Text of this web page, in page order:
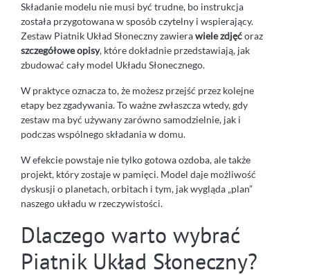
Składanie modelu nie musi być trudne, bo instrukcja
została przygotowana w sposób czytelny i wspierający.
Zestaw Piatnik Układ Słoneczny zawierawiele zdjęćoraz
szczegółowe opisy, które dokładnie przedstawiają, jak
zbudować cały model Układu Słonecznego.
W praktyce oznacza to, że możesz przejść przez kolejne
etapy bez zgadywania. To ważne zwłaszcza wtedy, gdy
zestaw ma być używany zarówno samodzielnie, jak i
podczas wspólnego składania w domu.
W efekcie powstaje nie tylko gotowa ozdoba, ale także
projekt, który zostaje w pamięci. Model daje możliwość
dyskusji o planetach, orbitach i tym, jak wygląda „plan”
naszego układu w rzeczywistości.
Dlaczego warto wybrać
Piatnik Układ Słoneczny?